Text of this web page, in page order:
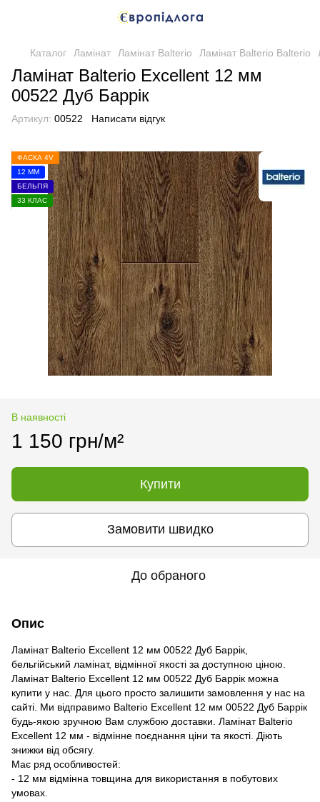
Каталог Ламінат Ламінат Balterio Ламінат Balterio Balterio
Ламінат Balterio Excellent 12 мм
00522 Дуб Баррік
Артикул: 00522 Написати відгук
ФАСКА 4V
12 ММ
БЕЛЬГІЯ
33 КЛАС
В наявності
1 150 грн/м²
Купити
Замовити швидко
До обраного
Опис
Ламінат Balterio Excellent 12 мм 00522 Дуб Баррік,
бельгійський ламінат, відмінної якості за доступною ціною.
Ламінат Balterio Excellent 12 мм 00522 Дуб Баррік можна
купити у нас. Для цього просто залишити замовлення у нас на
сайті. Ми відправимо Balterio Excellent 12 мм 00522 Дуб Баррік
будь-якою зручною Вам службою доставки. Ламінат Balterio
Excellent 12 мм - відмінне поєднання ціни та якості. Діють
знижки від обсягу.
Має ряд особливостей:
- 12 мм відмінна товщина для використання в побутових
умовах.